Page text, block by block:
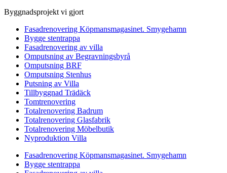
Byggnadsprojekt vi gjort
Fasadrenovering Köpmansmagasinet. Smygehamn
Bygge stentrappa
Fasadrenovering av villa
Omputsning av Begravningsbyrå
Omputsning BRF
Omputsning Stenhus
Putsning av Villa
Tillbyggnad Trädäck
Tomtrenovering
Totalrenovering Badrum
Totalrenovering Glasfabrik
Totalrenovering Möbelbutik
Nyproduktion Villa
Fasadrenovering Köpmansmagasinet. Smygehamn
Bygge stentrappa